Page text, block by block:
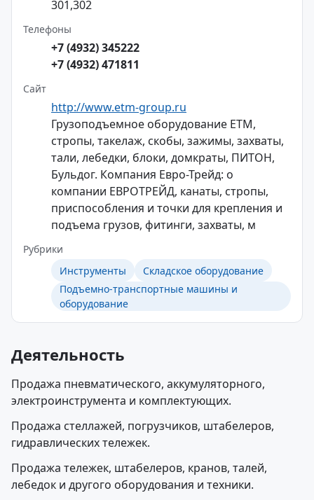
301,302
Телефоны
+7 (4932) 345222
+7 (4932) 471811
Сайт
http://www.etm-group.ru
Грузоподъемное оборудование ЕТМ,
стропы, такелаж, скобы, зажимы, захваты,
тали, лебедки, блоки, домкраты, ПИТОН,
Бульдог. Компания Евро-Трейд: о
компании ЕВРОТРЕЙД, канаты, стропы,
приспособления и точки для крепления и
подъема грузов, фитинги, захваты, м
Рубрики
Инструменты
Складское оборудование
Подъемно-транспортные машины и
оборудование
Деятельность
Продажа пневматического, аккумуляторного,
электроинструмента и комплектующих.
Продажа стеллажей, погрузчиков, штабелеров,
гидравлических тележек.
Продажа тележек, штабелеров, кранов, талей,
лебедок и другого оборудования и техники.